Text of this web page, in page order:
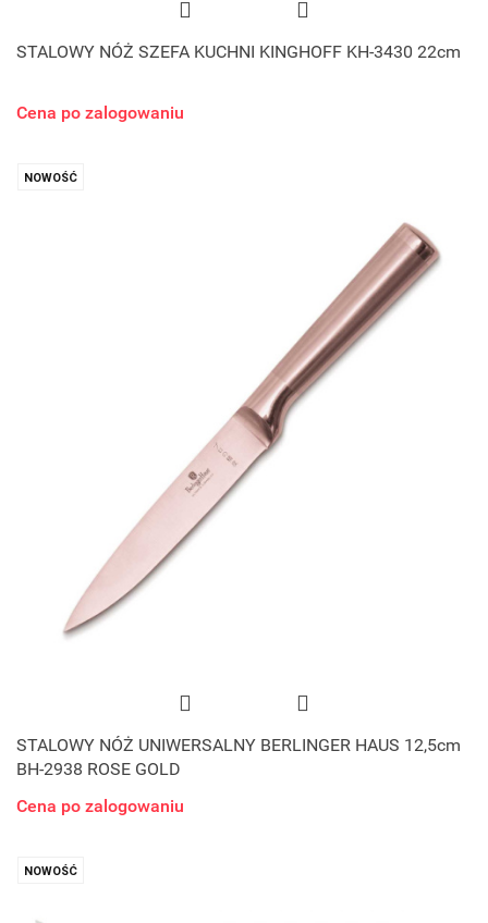
STALOWY NÓŻ SZEFA KUCHNI KINGHOFF KH-3430 22cm
Cena po zalogowaniu
NOWOŚĆ
STALOWY NÓŻ UNIWERSALNY BERLINGER HAUS 12,5cm
BH-2938 ROSE GOLD
Cena po zalogowaniu
NOWOŚĆ